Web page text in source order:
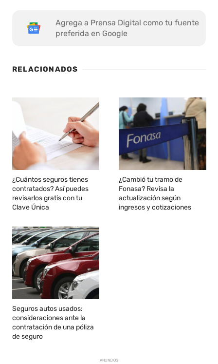
Agrega a Prensa Digital como tu fuente
preferida en Google
RELACIONADOS
¿Cuántos seguros tienes
contratados? Así puedes
revisarlos gratis con tu
Clave Única
¿Cambió tu tramo de
Fonasa? Revisa la
actualización según
ingresos y cotizaciones
Seguros autos usados:
consideraciones ante la
contratación de una póliza
de seguro
ANUNCIOS